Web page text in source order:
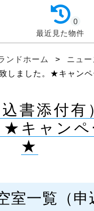
最近見た物件
0
ンドホーム >
ニュ
しました。★キャン
込書添付
★キャンペ
★
室一覧（